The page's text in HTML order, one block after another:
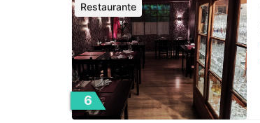
6
Restaurante